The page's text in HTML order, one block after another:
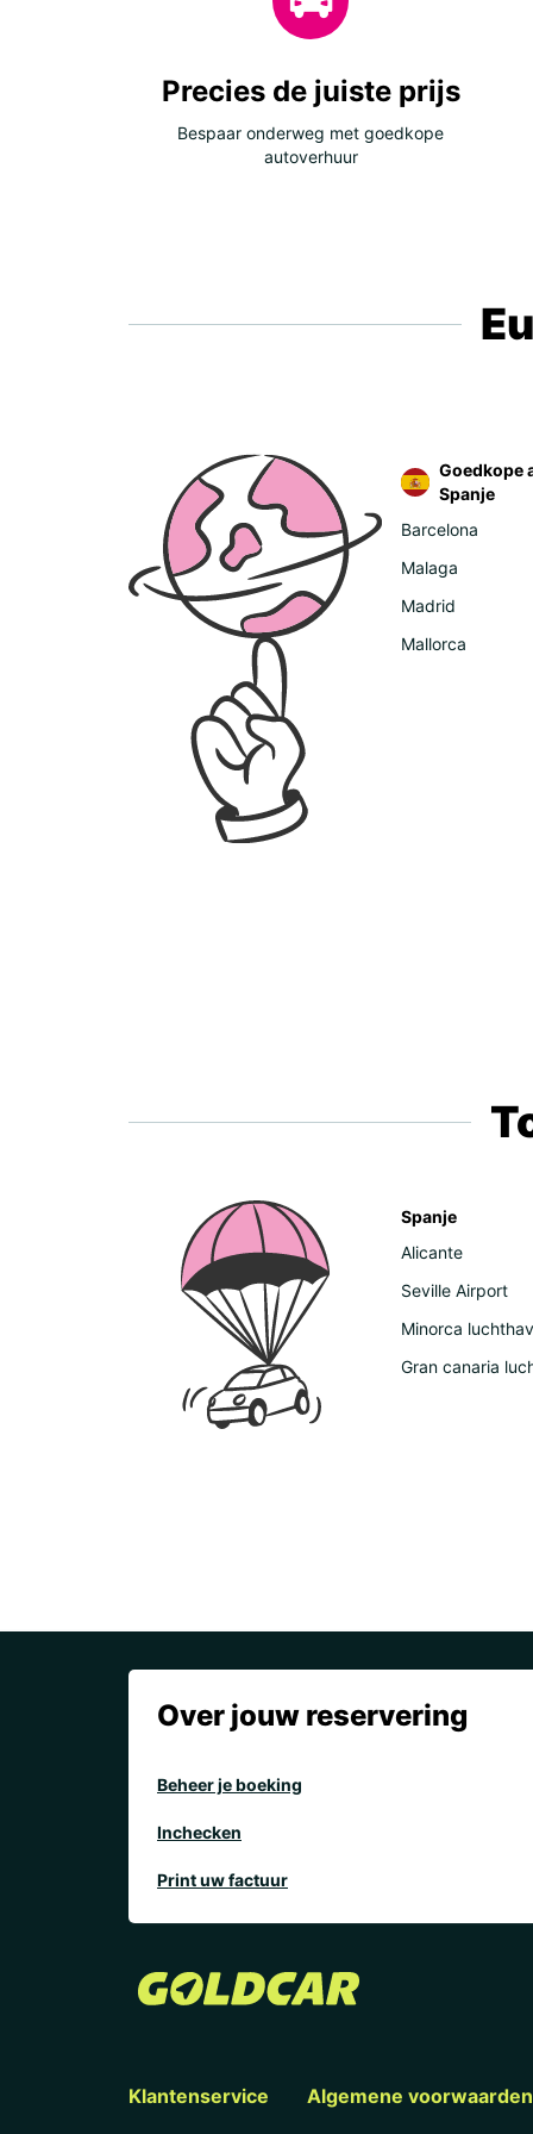
Precies de juiste prijs
Bespaar onderweg met goedkope
autoverhuur
Goedkope
Spanje
Barcelona
Malaga
Madrid
Mallorca
Spanje
Alicante
Seville Airport
Minorca
Gran canaria
Over jouw reservering
Beheer je boeking
Inchecken
Print uw factuur
Klantenservice Algemene voorwaarden